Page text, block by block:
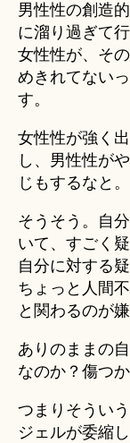
男性性の創造
に溜り過ぎて
女性性が、そ
めきれてない
す。
女性性が強く
し、男性性が
じもするなと。
そうそう。自
いて、すごく
自分に対する
ちょっと人間
と関わるのが
ありのままの
なのか？傷つ
つまりそうい
ジェルが委縮